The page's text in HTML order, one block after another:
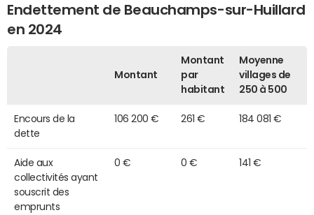
Endettement de Beauchamps-sur-Huillard
en 2024
Montant
Montant
par
habitant
Moyenne
villages de
250 à 500
Encours de la
dette
106 200 € 261 € 184 081 €
Aide aux
collectivités ayant
souscrit des
emprunts
0 € 0 € 141 €